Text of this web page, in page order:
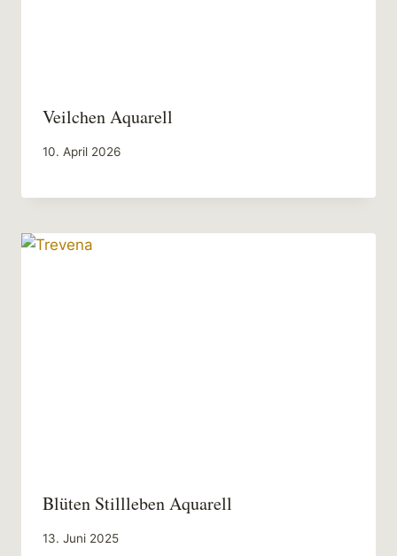
Veilchen Aquarell
10. April 2026
Blüten Stillleben Aquarell
13. Juni 2025